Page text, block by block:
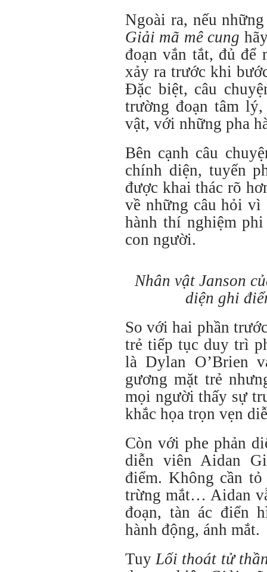
Ngoài ra, nếu
Giải mã mê cung
đoạn vắn tắt, đủ để
xảy ra trước khi
Đặc biệt, câu
trường đoạn tâm
vật, với những pha
Bên cạnh câu
chính diện, tuyến
được khai thác rõ
về những câu hỏi vì
hành thí nghiệm
con người.
Nhân vật Janson
diện ghi
So với hai phần
trẻ tiếp tục duy trì
là Dylan O’Brien
gương mặt trẻ
mọi người thấy sự
khắc họa trọn vẹn
Còn với phe phản
diễn viên Aidan
điểm. Không cần
trừng mắt… Aidan
đoạn, tàn ác điển
hành động, ánh mắt.
Tuy Lối thoát tử